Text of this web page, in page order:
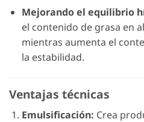
Mejorando el equilibrio
el contenido de grasa en
mientras aumenta el
la estabilidad.
Ventajas técnicas
Emulsificación: Crea